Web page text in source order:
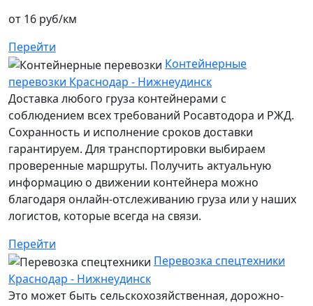
от 16 руб/км
Перейти
Контейнерные
перевозки Краснодар - Нижнеудинск
Доставка любого груза контейнерами с
соблюдением всех требований Росавтодора и РЖД.
Сохранность и исполнение сроков доставки
гарантируем. Для транспортировки выбираем
проверенные маршруты. Получить актуальную
информацию о движении контейнера можно
благодаря онлайн-отслеживанию груза или у наших
логистов, которые всегда на связи.
Перейти
Перевозка спецтехники
Краснодар - Нижнеудинск
Это может быть сельскохозяйственная, дорожно-